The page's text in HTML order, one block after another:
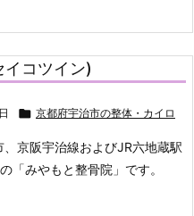
コツイン)
 京都府宇治市の整体・カイロ
、京阪宇治線およびJR六地蔵駅
「みやもと整骨院」です。